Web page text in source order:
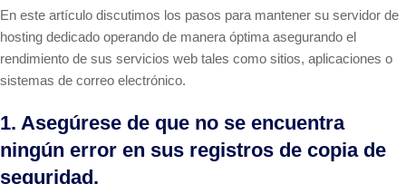
En este artículo discutimos los pasos para mantener su servidor de
hosting dedicado operando de manera óptima asegurando el
rendimiento de sus servicios web tales como sitios, aplicaciones o
sistemas de correo electrónico.
1. Asegúrese de que no se encuentra
ningún error en sus registros de copia de
seguridad.